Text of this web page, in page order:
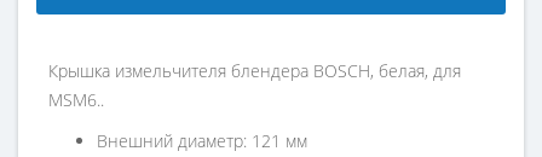
Крышка измельчителя блендера BOSCH, белая, для
MSM6..
Внешний диаметр: 121 мм